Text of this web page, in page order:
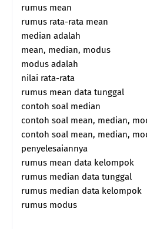
rumus mean
rumus rata-rata mean
median adalah
mean, median, modus
modus adalah
nilai rata-rata
rumus mean data tunggal
contoh soal median
contoh soal mean, median,
contoh soal mean, median,
penyelesaiannya
rumus mean data kelompok
rumus median data tunggal
rumus median data kelompok
rumus modus